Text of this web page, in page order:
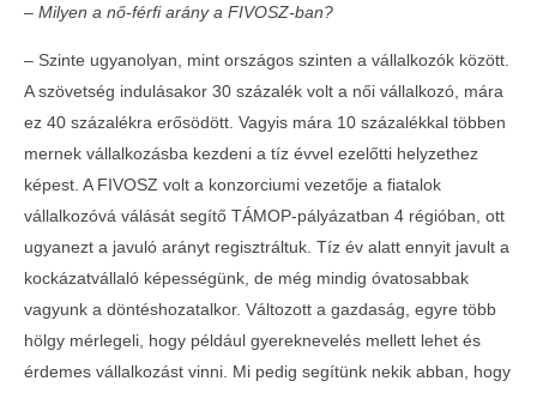
Egyedi lehetőség FIVOSZ-tagoknak!
2017-
04-04
– Milyen a nő-férfi arány a FIVOSZ-ban?
– Szinte ugyanolyan, mint országos szinten a vállalkozók között.
A szövetség indulásakor 30 százalék volt a női vállalkozó, mára
ez 40 százalékra erősödött. Vagyis mára 10 százalékkal többen
mernek vállalkozásba kezdeni a tíz évvel ezelőtti helyzethez
képest. A FIVOSZ volt a konzorciumi vezetője a fiatalok
vállalkozóvá válását segítő TÁMOP-pályázatban 4 régióban, ott
ugyanezt a javuló arányt regisztráltuk. Tíz év alatt ennyit javult a
kockázatvállaló képességünk, de még mindig óvatosabbak
vagyunk a döntéshozatalkor. Változott a gazdaság, egyre több
hölgy mérlegeli, hogy például gyereknevelés mellett lehet és
érdemes vállalkozást vinni. Mi pedig segítünk nekik abban, hogy